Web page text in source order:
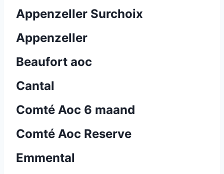
Appenzeller Surchoix
Appenzeller
Beaufort aoc
Cantal
Comté Aoc 6 maand
Comté Aoc Reserve
Emmental